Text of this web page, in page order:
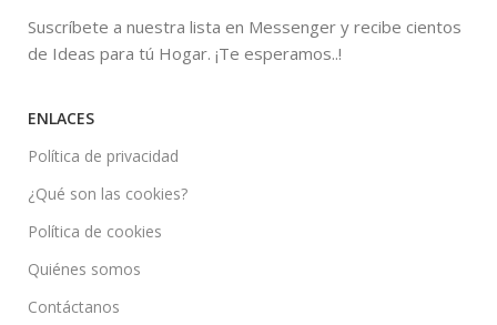
Suscríbete a nuestra lista en Messenger y recibe cientos
de Ideas para tú Hogar. ¡Te esperamos..!
ENLACES
Política de privacidad
¿Qué son las cookies?
Política de cookies
Quiénes somos
Contáctanos